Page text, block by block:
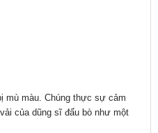
mù màu. Chúng thực sự cảm
của dũng sĩ đấu bò như một